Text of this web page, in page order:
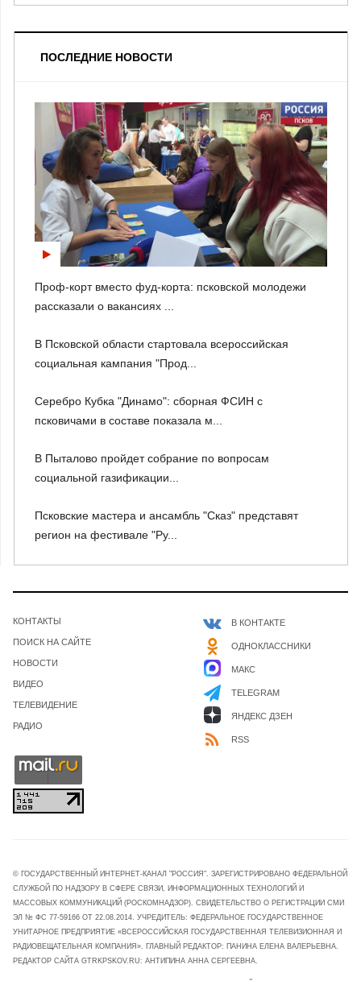
ПОСЛЕДНИЕ НОВОСТИ
Проф-корт вместо фуд-корта: псковской молодежи
рассказали о вакансиях ...
В Псковской области стартовала всероссийская
социальная кампания "Прод...
Серебро Кубка "Динамо": сборная ФСИН с
псковичами в составе показала м...
В Пыталово пройдет собрание по вопросам
социальной газификации...
Псковские мастера и ансамбль "Сказ" представят
регион на фестивале "Ру...
КОНТАКТЫ
ПОИСК НА САЙТЕ
НОВОСТИ
ВИДЕО
ТЕЛЕВИДЕНИЕ
РАДИО
В КОНТАКТЕ
ОДНОКЛАССНИКИ
МАКС
TELEGRAM
ЯНДЕКС ДЗЕН
RSS
© ГОСУДАРСТВЕННЫЙ ИНТЕРНЕТ-КАНАЛ "РОССИЯ". ЗАРЕГИСТРИРОВАНО ФЕДЕРАЛЬНОЙ
СЛУЖБОЙ ПО НАДЗОРУ В СФЕРЕ СВЯЗИ, ИНФОРМАЦИОННЫХ ТЕХНОЛОГИЙ И
МАССОВЫХ КОММУНИКАЦИЙ (РОСКОМНАДЗОР). СВИДЕТЕЛЬСТВО О РЕГИСТРАЦИИ СМИ
ЭЛ № ФС 77-59166 ОТ 22.08.2014. УЧРЕДИТЕЛЬ: ФЕДЕРАЛЬНОЕ ГОСУДАРСТВЕННОЕ
УНИТАРНОЕ ПРЕДПРИЯТИЕ «ВСЕРОССИЙСКАЯ ГОСУДАРСТВЕННАЯ ТЕЛЕВИЗИОННАЯ И
РАДИОВЕЩАТЕЛЬНАЯ КОМПАНИЯ». ГЛАВНЫЙ РЕДАКТОР: ПАНИНА ЕЛЕНА ВАЛЕРЬЕВНА.
РЕДАКТОР САЙТА GTRKPSKOV.RU: АНТИПИНА АННА СЕРГЕЕВНА.